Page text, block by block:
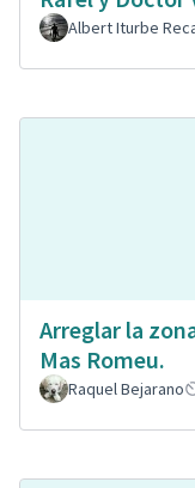
Albert Iturbe
Arreglar la
Mas Romeu.
Raquel Bejarano